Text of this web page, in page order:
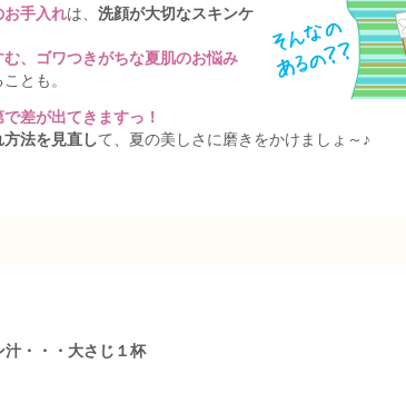
お手入れは、 洗顔が大切なスキンケ
、ゴワつきがちな夏肌のお悩み
とも。
差が出てきますっ！
方法を見直して、夏の美しさに磨きをかけましょ～♪
汁・・・大さじ１杯